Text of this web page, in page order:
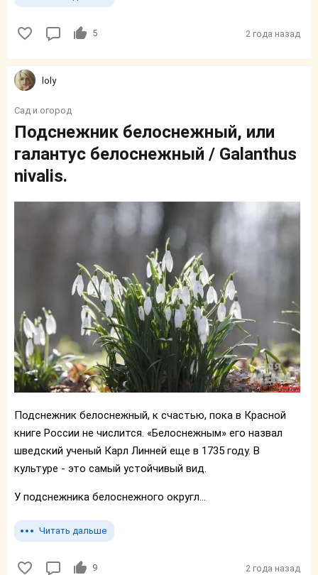
5 2 года назад
loly
Сад и огород
Подснежник белоснежный, или
галантус белоснежный / Galanthus
nivalis.
Подснежник белоснежный, к счастью, пока в Красной
книге России не числится. «Белоснежным» его назвал
шведский ученый Карл Линней еще в 1735 году. В
культуре - это самый устойчивый вид.
У подснежника белоснежного округл...
Читать дальше
9 2 года назад